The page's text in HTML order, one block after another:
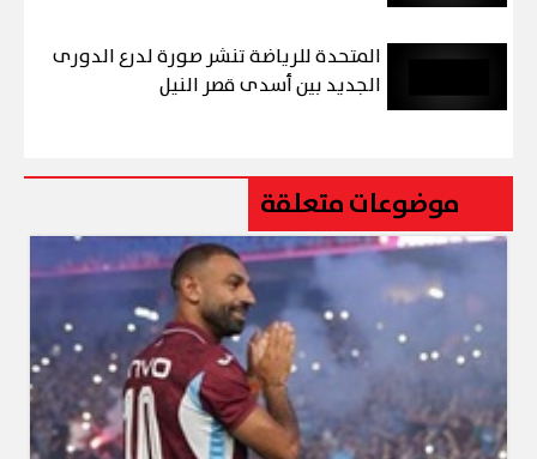
المتحدة للرياضة تنشر صورة لدرع الدورى
الجديد بين أسدى قصر النيل
موضوعات متعلقة